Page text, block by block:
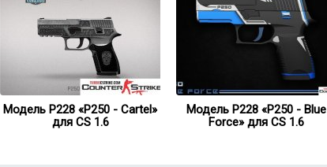
Модель P228 «P250 - Cartel»
для CS 1.6
Модель P228 «P250 - Blue
Force» для CS 1.6